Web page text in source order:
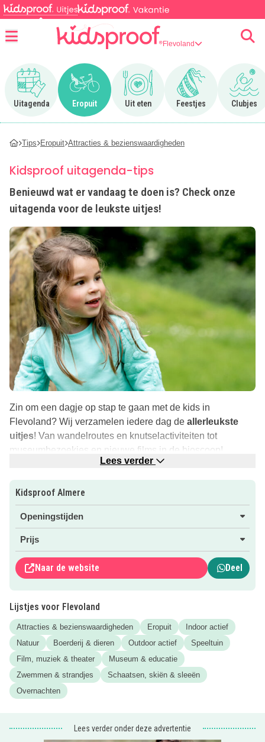
Flevoland
Uitagenda
Ga naar Uitagenda
Eropuit
Ga naar Eropuit
Uit eten
Ga naar Uit eten
Feestjes
Ga naar Feestjes
Clubjes
Ga
Tips Eropuit Attracties & bezienswaardigheden
Kidsproof uitagenda-tips
Benieuwd wat er vandaag te doen is? Check onze
uitagenda voor de leukste uitjes!
Zin om een dagje op stap te gaan met de kids in
Flevoland? Wij verzamelen iedere dag de allerleukste
uitjes! Van wandelroutes en knutselactiviteiten tot
museumbezoekjes en nieuwe films in de bioscoop!
bezoeken, maar sommigen worden maar een paar keer
natuurlijk ook niet missen… Daarom staat er in de
Uitagenda precies wat er vandaag, morgen of komend
weekend te doen is!
Klik dus snel door op de
om naar de
Vergeet ons ook niet te liken en volgen op
Instagram!
Lees verder
Kidsproof Almere
Openingstijden
Prijs
Naar de website Deel
Lijstjes voor Flevoland
Attracties & bezienswaardigheden Eropuit
Indoor actief
Natuur
Boerderij & dieren Outdoor actief
Speeltuin
Film, muziek & theater
Museum & educatie
Zwemmen & strandjes
Schaatsen, skiën & sleeën
Overnachten
Lees verder onder deze advertentie